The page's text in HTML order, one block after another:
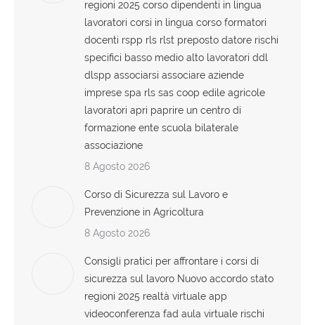
regioni 2025 corso dipendenti in lingua
lavoratori corsi in lingua corso formatori
docenti rspp rls rlst preposto datore rischi
specifici basso medio alto lavoratori ddl
dlspp associarsi associare aziende
imprese spa rls sas coop edile agricole
lavoratori apri paprire un centro di
formazione ente scuola bilaterale
associazione
8 Agosto 2026
Corso di Sicurezza sul Lavoro e
Prevenzione in Agricoltura
8 Agosto 2026
Consigli pratici per affrontare i corsi di
sicurezza sul lavoro Nuovo accordo stato
regioni 2025 realtà virtuale app
videoconferenza fad aula virtuale rischi